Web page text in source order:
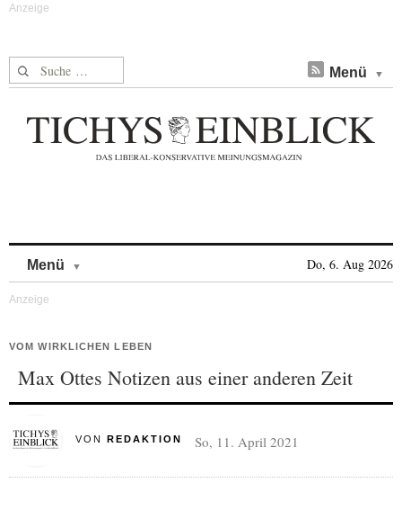
Suche nach: Menü
Menü Do, 6. Aug 2026
VOM WIRKLICHEN LEBEN
Max Ottes Notizen aus einer anderen Zeit
VON REDAKTION So, 11. April 2021